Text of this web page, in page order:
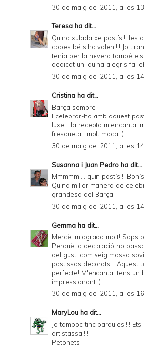
30 de maig del 2011, a les
Teresa ha dit...
Quina xulada de pastís!!! les
copes bé s'ho valen!!!! Jo
tenia per la nevera també
dedicat un! quina alegris fa,
30 de maig del 2011, a les
Cristina ha dit...
Barça sempre!
I celebrar-ho amb aquest
luxe... la recepta m'encanta,
fresqueta i molt maca :)
30 de maig del 2011, a les
Susanna i Juan Pedro ha dit...
Mmmmm.... quin pastís!!!
Quina millor manera de
grandesa del Barça!
30 de maig del 2011, a les
Gemma ha dit...
Mercè, m'agrada molt! Saps
Perquè la decoració no
del gust, com veig massa
pastissos decorats... Aquest
perfecte! M'encanta, tens un
impressionant :)
30 de maig del 2011, a les
MaryLou ha dit...
Jo tampoc tinc paraules!!!! Ets
artistassa!!!!!
Petonets